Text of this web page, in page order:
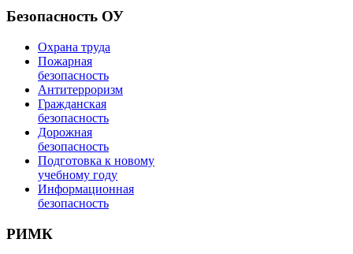
Безопасность ОУ
Охрана труда
Пожарная
безопасность
Антитерроризм
Гражданская
безопасность
Дорожная
безопасность
Подготовка к новому
учебному году
Информационная
безопасность
РИМК